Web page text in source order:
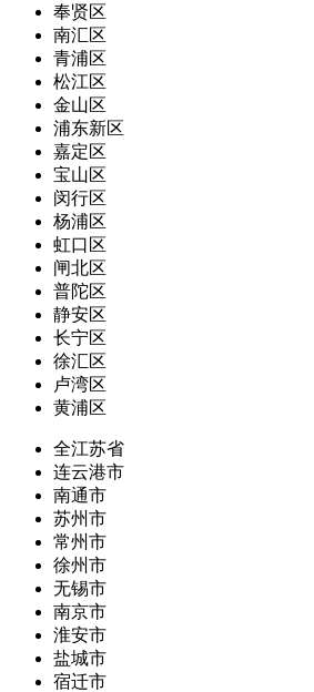
奉贤区
南汇区
青浦区
松江区
金山区
浦东新区
嘉定区
宝山区
闵行区
杨浦区
虹口区
闸北区
普陀区
静安区
长宁区
徐汇区
卢湾区
黄浦区
全江苏省
连云港市
南通市
苏州市
常州市
徐州市
无锡市
南京市
淮安市
盐城市
宿迁市